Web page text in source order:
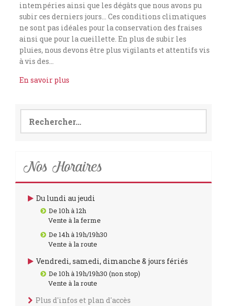
intempéries ainsi que les dégâts que nous avons pu
subir ces derniers jours… Ces conditions climatiques
ne sont pas idéales pour la conservation des fraises
ainsi que pour la cueillette. En plus de subir les
pluies, nous devons être plus vigilants et attentifs vis
à vis des…
En savoir plus
Nos Horaires
Du lundi au jeudi
De 10h à 12h
Vente à la ferme
De 14h à 19h/19h30
Vente à la route
Vendredi, samedi, dimanche & jours fériés
De 10h à 19h/19h30 (non stop)
Vente à la route
Plus d'infos et plan d'accès